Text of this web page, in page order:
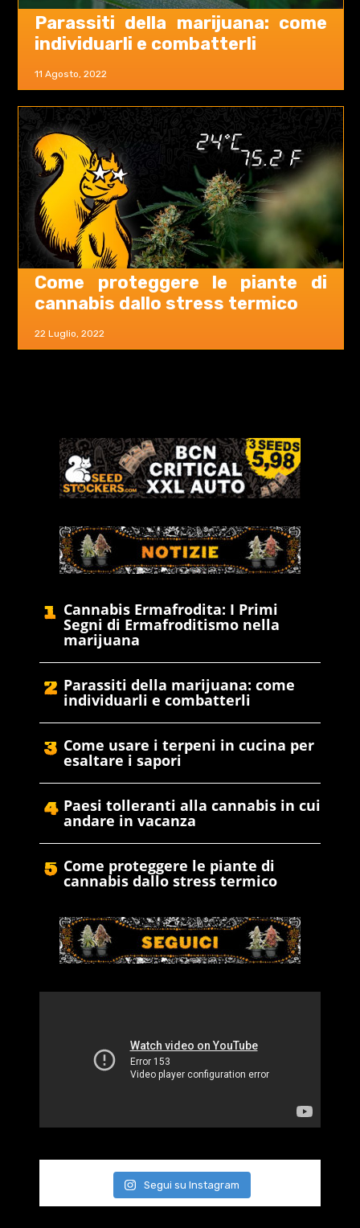
11 Agosto, 2022
Parassiti della marijuana: come
individuarli e combatterli
22 Luglio, 2022
Come proteggere le piante di
cannabis dallo stress termico
Cannabis Ermafrodita: I Primi
Segni di Ermafroditismo nella
marijuana
Parassiti della marijuana: come
individuarli e combatterli
Come usare i terpeni in cucina per
esaltare i sapori
Paesi tolleranti alla cannabis in cui
andare in vacanza
Come proteggere le piante di
cannabis dallo stress termico
Segui su Instagram